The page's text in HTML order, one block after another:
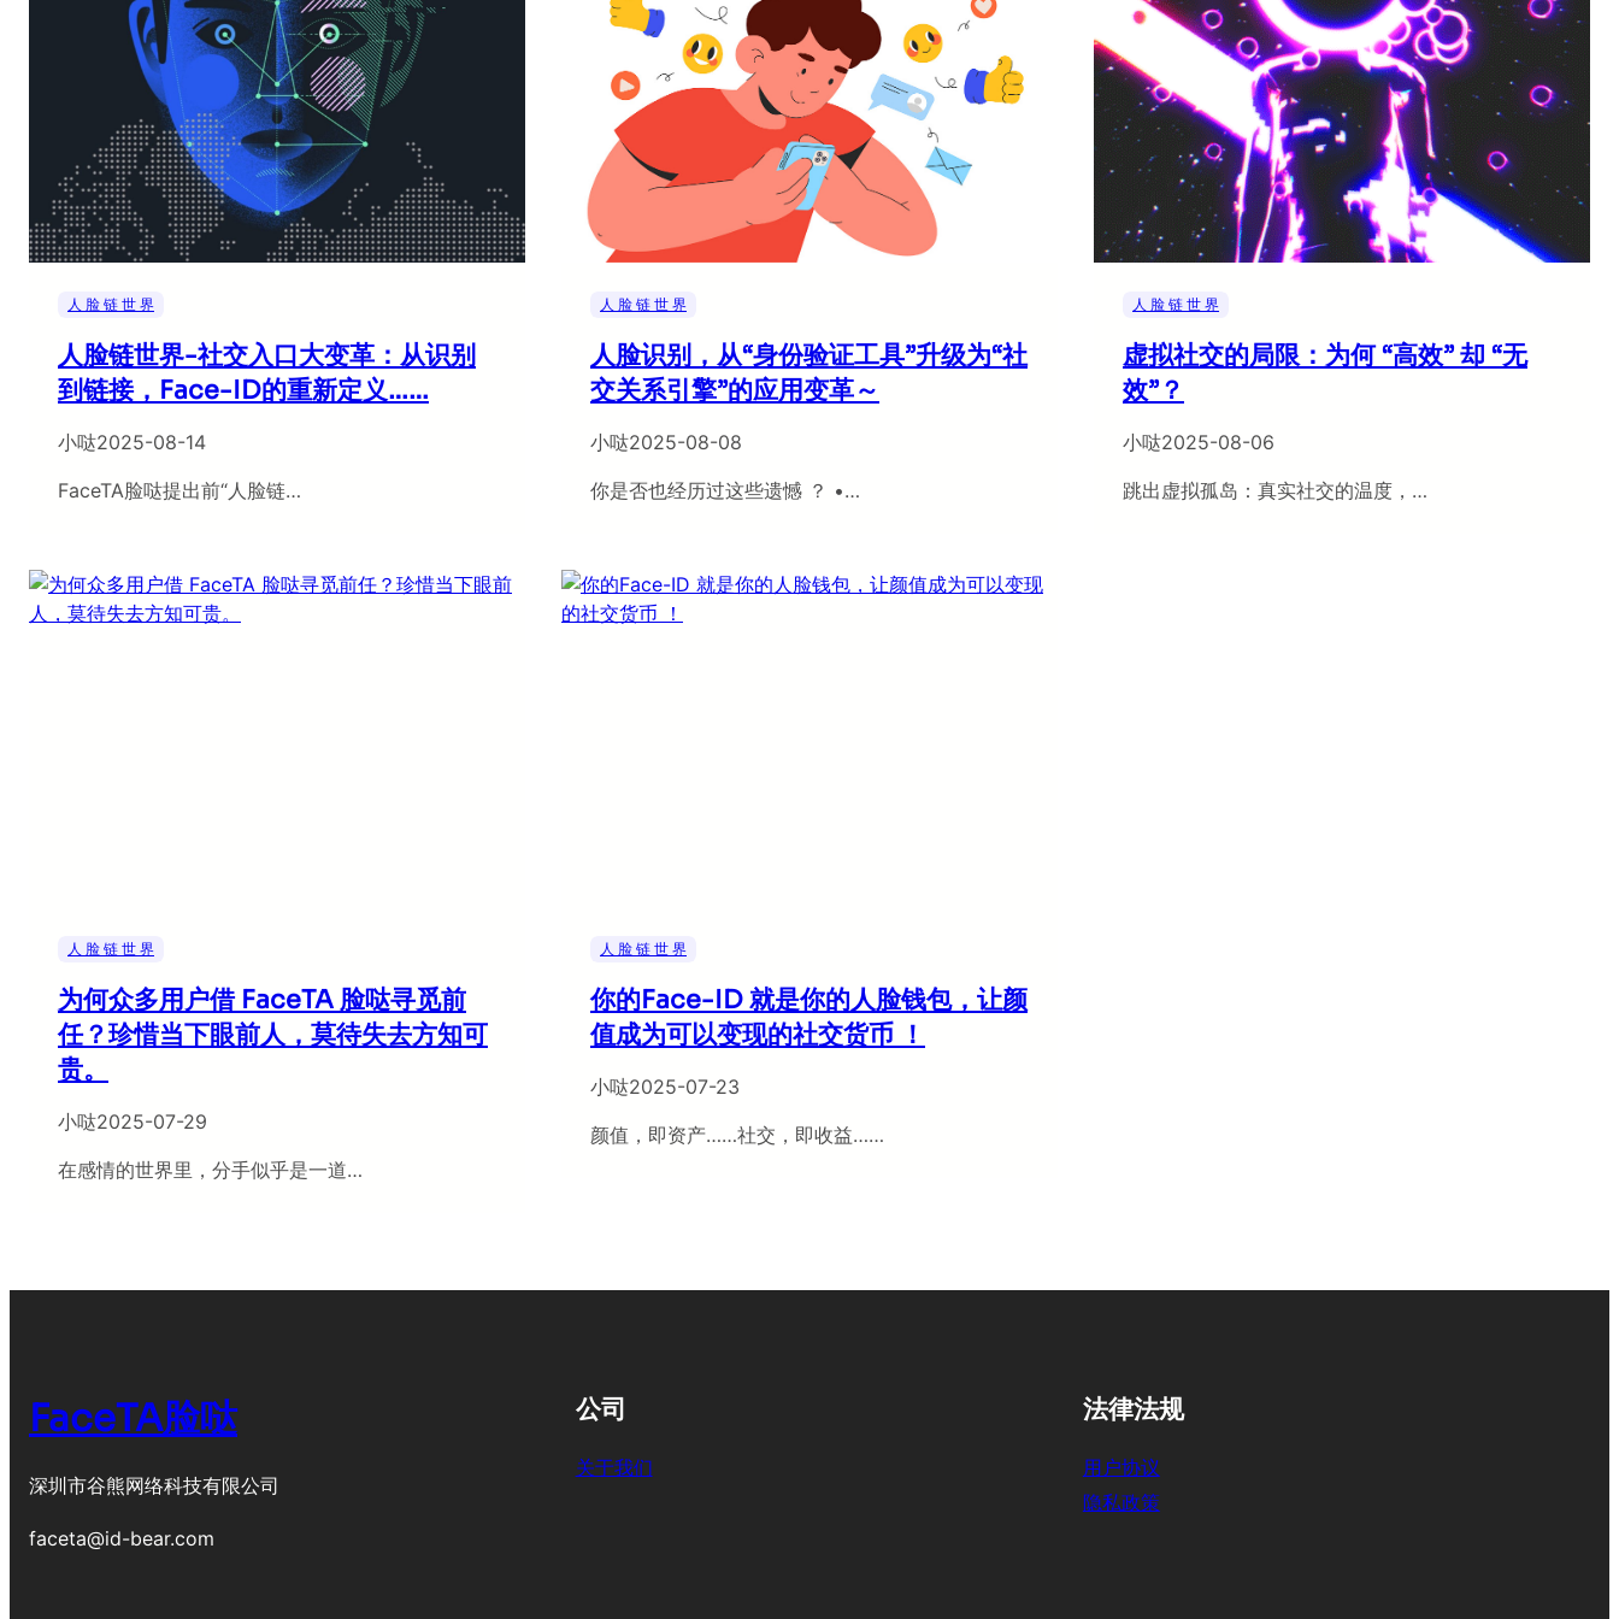
人 脸 链 世 界
人脸链世界-社交入口大变革：从识别
到链接，Face-ID的重新定义……
小哒2025-08-14
FaceTA脸哒提出前“人脸链…
人 脸 链 世 界
人脸识别，从“身份验证工具”升级为“社
交关系引擎”的应用变革～
小哒2025-08-08
你是否也经历过这些遗憾 ？ •…
人 脸 链 世 界
虚拟社交的局限：为何 “高效” 却 “无
效”？
小哒2025-08-06
跳出虚拟孤岛：真实社交的温度，…
人 脸 链 世 界
为何众多用户借 FaceTA 脸哒寻觅前
任？珍惜当下眼前人，莫待失去方知可
贵。
小哒2025-07-29
在感情的世界里，分手似乎是一道…
人 脸 链 世 界
你的Face-ID 就是你的人脸钱包，让颜
值成为可以变现的社交货币 ！
小哒2025-07-23
颜值，即资产……社交，即收益……
FaceTA脸哒
深圳市谷熊网络科技有限公司
faceta@id-bear.com
公司
关于我们
法律法规
用户协议
隐私政策